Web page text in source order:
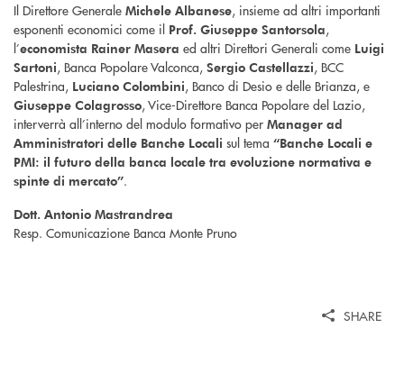
Il Direttore Generale Michele Albanese, insieme ad altri importanti
esponenti economici come il Prof. Giuseppe Santorsola,
l’economista Rainer Masera ed altri Direttori Generali come Luigi
Sartoni, Banca Popolare Valconca, Sergio Castellazzi, BCC
Palestrina, Luciano Colombini, Banco di Desio e delle Brianza, e
Giuseppe Colagrosso, Vice-Direttore Banca Popolare del Lazio,
interverrà all’interno del modulo formativo per Manager ad
Amministratori delle Banche Locali sul tema “Banche Locali e
PMI: il futuro della banca locale tra evoluzione normativa e
spinte di mercato”.
Dott. Antonio Mastrandrea
Resp. Comunicazione Banca Monte Pruno
SHARE